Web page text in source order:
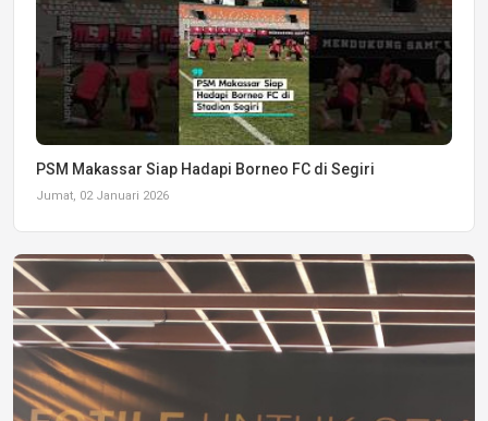
PSM Makassar Siap Hadapi Borneo FC di Segiri
Jumat, 02 Januari 2026